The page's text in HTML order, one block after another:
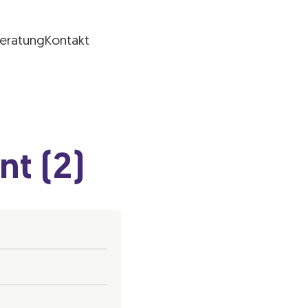
Kontakt
(2)